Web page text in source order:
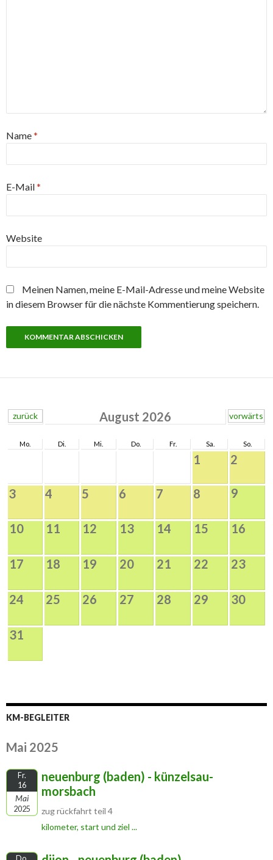
Name*
E-Mail*
Website
Meinen Namen, meine E-Mail-Adresse und meine Website
in diesem Browser für die nächste Kommentierung speichern.
zurück August 2026 vorwärts
Mo. Di. Mi. Do. Fr. Sa. So.
1 2
3 4 5 6 7 8 9
10 11 12 13 14 15 16
17 18 19 20 21 22 23
24 25 26 27 28 29 30
31
KM-BEGLEITER
Mai 2025
Fr.
16
Mai
2025
neuenburg (baden) - künzelsau-
morsbach
zug rückfahrt teil 4
kilometer, start und ziel ...